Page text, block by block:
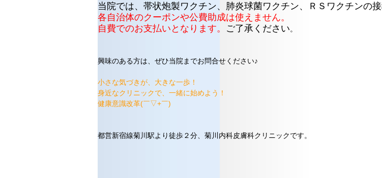
当院では、帯状炮製ワクチン、肺炎球菌ワクチン、ＲＳワクチンの接
各自治体のクーポンや公費助成は使えません。
自費でのお支払いとなります。 ご了承ください 。
興味のある方は、ぜひ当院までお問合せください♪
小さな気づきが、大きな一歩！
身近なクリニックで、一緒に始めよう！
健康意識改革(￣▽+￣)
都営新宿線菊川駅より徒歩２分、菊川内科皮膚科クリニックです。